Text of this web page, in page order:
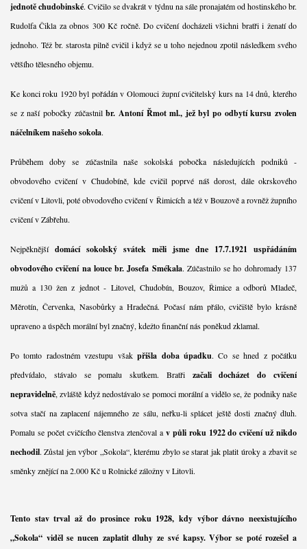
jednotě chudobinské. Cvičilo se dvakrát v týdnu na sále pronajatém od hostinského br.
Rudolfa Čikla za obnos 300 Kč ročně. Do cvičení docházeli všichni bratři i ženatí do
jednoho. Též br. starosta pilně cvičil i když se u toho nejednou zpotil následkem svého
většího tělesného objemu.
Ke konci roku 1920 byl pořádán v Olomouci župní cvičitelský kurs na 14 dnů, kterého
se z naší pobočky zúčastnilbr. Antoní Řmot ml., jež byl po odbytí kursu zvolen
náčelníkem našeho sokola.
Průběhem doby se zúčastnila naše sokolská pobočka následujících podniků -
obvodového cvičení v Chudobíně, kde cvičil poprvé náš dorost, dále okrskového
cvičení v Litovli, poté obvodového cvičení v Řimicích a též v Bouzově a rovněž župního
cvičení v Zábřehu.
Nejpěknější domácí sokolský svátek měli jsme dne 17.7.1921 uspřádáním
obvodového cvičení na louce br. Josefa Smékala. Zúčastnilo se ho dohromady 137
mužů a 130 žen z jednot - Litovel, Chudobín, Bouzov, Řimice a odborů Mladeč,
Měrotín, Červenka, Nasobůrky a Hradečná. Počasí nám přálo, cvičiště bylo krásně
upraveno a úspěch morální byl značný, kdežto finanční nás poněkud zklamal.
Po tomto radostném vzestupu všakpřišla doba úpadku. Co se hned z počátku
předvídalo, stávalo se pomalu skutkem. Bratřizačali docházet do cvičení
nepravidelně, zvláště když nedostávalo se pomoci morální a vidělo se, že podniky naše
sotva stačí na zaplacení nájemného ze sálu, neřku-li splácet ještě dosti značný dluh.
Pomalu se počet cvičícího členstva ztenčoval a v půli roku 1922 do cvičení už nikdo
nechodil. Zůstal jen výbor „Sokola“, kterému zbylo se starat jak platit úroky a zbavit se
směnky znějící na 2.000 Kč u Rolnické záložny v Litovli.
Tento stav trval až do prosince roku 1928, kdy výbor dávno neexistujícího
„Sokola“ viděl se nucen zaplatit dluhy ze své kapsy. Výbor se poté rozešel a